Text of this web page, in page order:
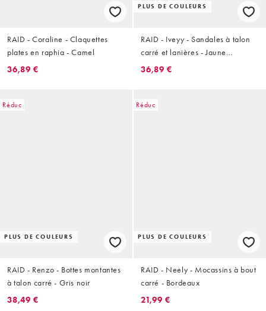
RAID - Coraline - Claquettes
plates en raphia - Camel
36,89 €
PLUS DE COULEURS
RAID - Iveyy - Sandales à talon
carré et lanières - Jaune
babeurre
36,89 €
Réduc
PLUS DE COULEURS
RAID - Renzo - Bottes montantes
à talon carré - Gris noir
38,49 €
Réduc
PLUS DE COULEURS
RAID - Neely - Mocassins à bout
carré - Bordeaux
21,99 €